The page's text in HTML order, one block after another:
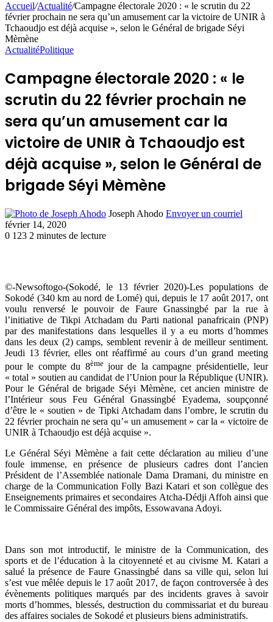
Accueil/Actualité/Campagne électorale 2020 : « le scrutin du 22
février prochain ne sera qu’un amusement car la victoire de UNIR à
Tchaoudjo est déjà acquise », selon le Général de brigade Séyi
Mèmène
ActualitéPolitique
Campagne électorale 2020 : « le
scrutin du 22 février prochain ne
sera qu’un amusement car la
victoire de UNIR à Tchaoudjo est
déjà acquise », selon le Général de
brigade Séyi Mèmène
Joseph Ahodo Envoyer un courriel
février 14, 2020
0 123 2 minutes de lecture
©-Newsoftogo-(Sokodé, le 13 février 2020)-Les populations de
Sokodé (340 km au nord de Lomé) qui, depuis le 17 août 2017, ont
voulu renversé le pouvoir de Faure Gnassingbé par la rue à
l’initiative de Tikpi Atchadam du Parti national panafricain (PNP)
par des manifestations dans lesquelles il y a eu morts d’hommes
dans les deux (2) camps, semblent revenir à de meilleur sentiment.
Jeudi 13 février, elles ont réaffirmé au cours d’un grand meeting
pour le compte du 8èmejour de la campagne présidentielle, leur
« total » soutien au candidat de l’Union pour la République (UNIR).
Pour le Général de brigade Séyi Mèmène, cet ancien ministre de
l’Intérieur sous Feu Général Gnassingbé Eyadema, soupçonné
d’être le « soutien » de Tipki Atchadam dans l’ombre, le scrutin du
22 février prochain ne sera qu’« un amusement » car la « victoire de
UNIR à Tchaoudjo est déjà acquise ».
Le Général Séyi Mèmène a fait cette déclaration au milieu d’une
foule immense, en présence de plusieurs cadres dont l’ancien
Président de l’Assemblée nationale Dama Dramani, du ministre en
charge de la Communication Folly Bazi Katari et son collègue des
Enseignements primaires et secondaires Atcha-Dédji Affoh ainsi que
le Commissaire Général des impôts, Essowavana Adoyi.
Dans son mot introductif, le ministre de la Communication, des
sports et de l’éducation à la citoyenneté et au civisme M. Katari a
salué la présence de Faure Gnassingbé dans sa ville qui, selon lui
s’est vue mêlée depuis le 17 août 2017, de façon controversée à des
évènements politiques marqués par des incidents graves à savoir
morts d’hommes, blessés, destruction du commissariat et du bureau
des affaires sociales de Sokodé et plusieurs biens administratifs.